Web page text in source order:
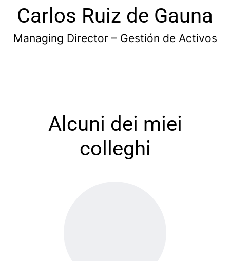
Carlos Ruiz de Gauna
Managing Director – Gestión de Activos
Alcuni dei miei
colleghi